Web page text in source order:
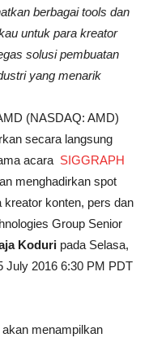
berbagai tools dan
untuk para kreator
solusi pembuatan
yang menarik
(NASDAQ: AMD)
secara langsung
acara SIGGRAPH
menghadirkan spot
kreator konten, pers dan
Group Senior
Koduri pada Selasa,
July 2016 6:30 PM PDT
menampilkan